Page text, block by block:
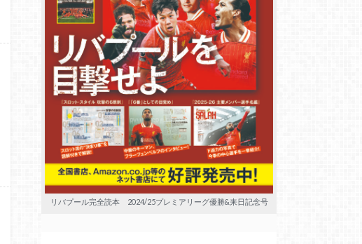
リバプール完全読本 2024/25プレミアリーグ優勝&来日記念号